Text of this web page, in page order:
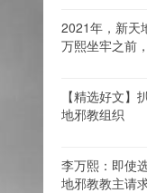
2021年，新天
万熙坐牢之前
【精选好文】
地邪教组织
李万熙：即使
地邪教教主请